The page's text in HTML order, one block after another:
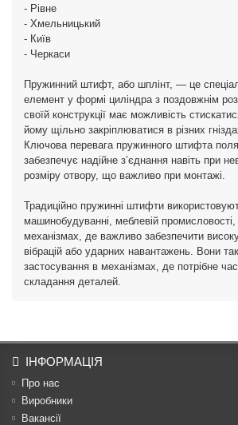
- Рівне
- Хмельницький
- Київ
- Черкаси
Пружинний штифт, або шплінт, — це
елемент у формі циліндра з поздовжнім
своїй конструкції має можливість
йому щільно закріплюватися в різних
Ключова перевага пружинного штифта
забезпечує надійне з’єднання навіть при
розміру отвору, що важливо при монтажі.
Традиційно пружинні штифти
машинобудуванні, меблевій
механізмах, де важливо забезпечити високу
вібрацій або ударних навантажень. Вони
застосування в механізмах, де потрібне
складання деталей.
ІНФОРМАЦІЯ
Про нас
Виробники
Вакансії